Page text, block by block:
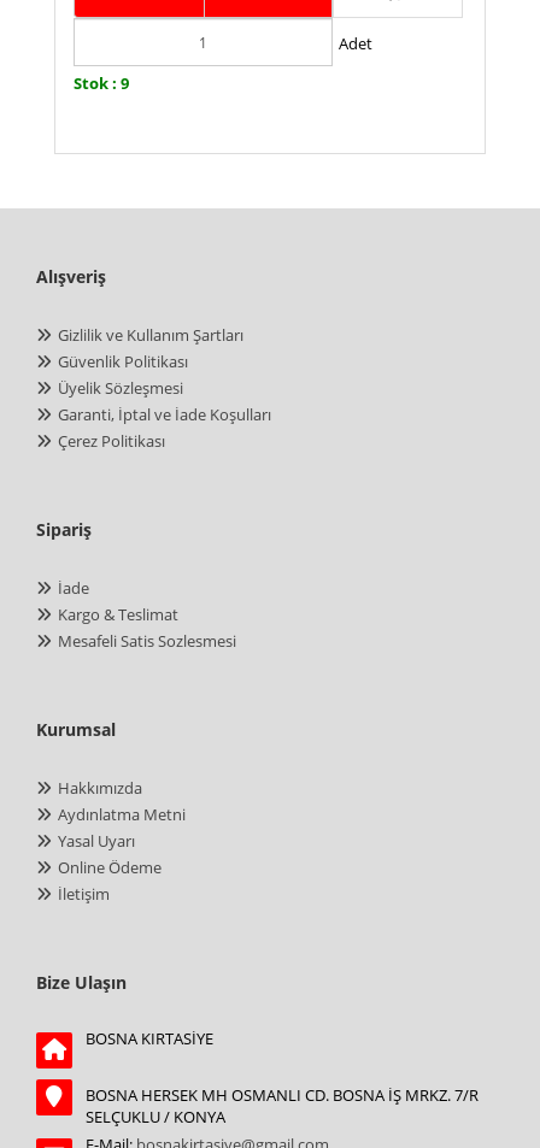
Adet
Stok : 9
Alışveriş
Gizlilik ve Kullanım Şartları
Güvenlik Politikası
Üyelik Sözleşmesi
Garanti, İptal ve İade Koşulları
Çerez Politikası
Sipariş
İade
Kargo & Teslimat
Mesafeli Satis Sozlesmesi
Kurumsal
Hakkımızda
Aydınlatma Metni
Yasal Uyarı
Online Ödeme
İletişim
Bize Ulaşın
BOSNA KIRTASİYE
BOSNA HERSEK MH OSMANLI CD. BOSNA İŞ MRKZ. 7/R
SELÇUKLU / KONYA